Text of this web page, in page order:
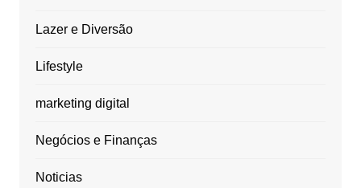
Lazer e Diversão
Lifestyle
marketing digital
Negócios e Finanças
Noticias